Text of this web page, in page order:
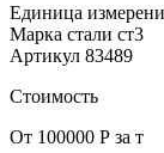
Единица
Марка стали ст3
Артикул 83489
Стоимость
От 100000 Р за т